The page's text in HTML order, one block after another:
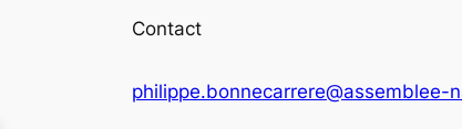
Contact
philippe.bonnecarrere@assemblee-